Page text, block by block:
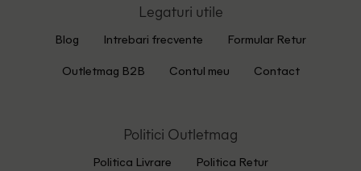
Legaturi utile
Blog Intrebari frecvente Formular Retur
Outletmag B2B Contul meu Contact
Politici Outletmag
Politica Livrare Politica Retur